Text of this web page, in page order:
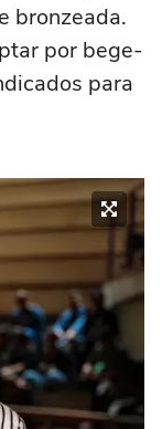
bronzeada.
por bege-
para